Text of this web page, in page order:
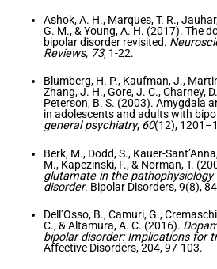
Ashok, A. H., Marques, T. R.,
G. M., & Young, A. H. (2017). The
bipolar disorder revisited.
Reviews, 73, 1-22.
Blumberg, H. P., Kaufman, J.,
Zhang, J. H., Gore, J. C., Charney,
Peterson, B. S. (2003). Amygdala
in adolescents and adults with
general psychiatry, 60(12),
Berk, M., Dodd, S., Kauer-
M., Kapczinski, F., & Norman, T.
glutamate in the
disorder. Bipolar Disorders, 9(8),
Dell’Osso, B., Camuri, G.,
C., & Altamura, A. C. (2016).
bipolar disorder: Implications for
Affective Disorders, 204, 97-103.